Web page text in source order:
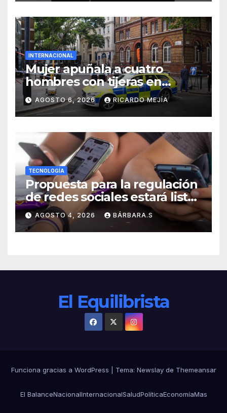
INTERNACIONAL
Mujer apuñala a cuatro
hombres con tijeras en
Londres: «Es una persona sin
hogar»
AGOSTO 6, 2026 RICARDO MEJÍA
TECNOLOGÍA
Propuesta para la regulación
de redes sociales estará lista
a finales de agosto:
Sheinbaum
AGOSTO 4, 2026 BÁRBARA.S
El Equilibrista
Funciona gracias a WordPress Tema: Newslayde Themeansar
El BalanceNacionalInternacionalSaludPolíticaEconomíaMas